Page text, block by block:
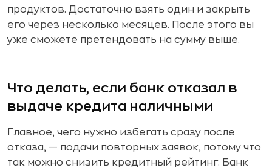
продуктов. Достаточно взять один и закрыть
его через несколько месяцев. После этого вы
уже сможете претендовать на сумму выше.
Что делать, если банк отказал в
выдаче кредита наличными
Главное, чего нужно избегать сразу после
отказа, — подачи повторных заявок, потому что
так можно снизить кредитный рейтинг. Банк